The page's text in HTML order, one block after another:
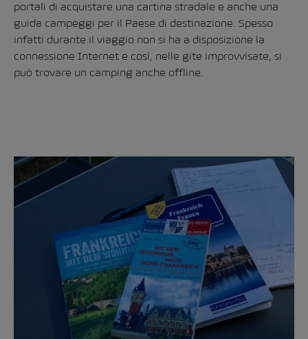
portali di acquistare una cartina stradale e anche una
guida campeggi per il Paese di destinazione. Spesso
infatti durante il viaggio non si ha a disposizione la
connessione Internet e così, nelle gite improvvisate, si
può trovare un camping anche offline.